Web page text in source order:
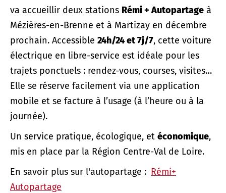
va accueillir deux stations Rémi + Autopartage à
Mézières-en-Brenne et à Martizay en décembre
prochain. Accessible 24h/24 et 7j/7, cette voiture
électrique en libre-service est idéale pour les
trajets ponctuels : rendez-vous, courses, visites…
Elle se réserve facilement via une application
mobile et se facture à l’usage (à l’heure ou à la
journée).
Un service pratique, écologique, et économique,
mis en place par la Région Centre-Val de Loire.
En savoir plus sur l'autopartage : Rémi+
Autopartage